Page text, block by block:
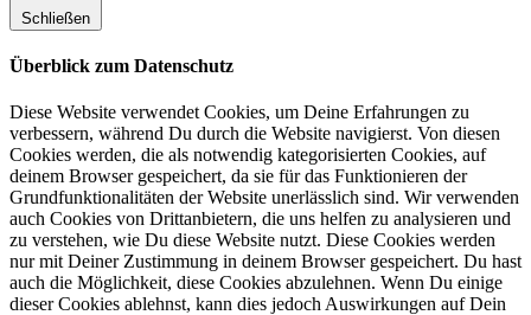
Schließen
Überblick zum Datenschutz
Diese Website verwendet Cookies, um Deine Erfahrungen zu
verbessern, während Du durch die Website navigierst. Von diesen
Cookies werden, die als notwendig kategorisierten Cookies, auf
deinem Browser gespeichert, da sie für das Funktionieren der
Grundfunktionalitäten der Website unerlässlich sind. Wir verwenden
auch Cookies von Drittanbietern, die uns helfen zu analysieren und
zu verstehen, wie Du diese Website nutzt. Diese Cookies werden
nur mit Deiner Zustimmung in deinem Browser gespeichert. Du hast
auch die Möglichkeit, diese Cookies abzulehnen. Wenn Du einige
dieser Cookies ablehnst, kann dies jedoch Auswirkungen auf Dein